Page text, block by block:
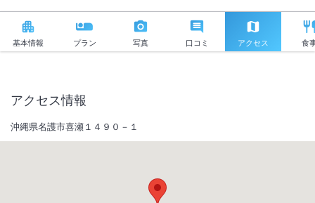
基本情報 プラン 写真 口コミ アクセス 食
アクセス情報
沖縄県名護市喜瀬１４９０－１